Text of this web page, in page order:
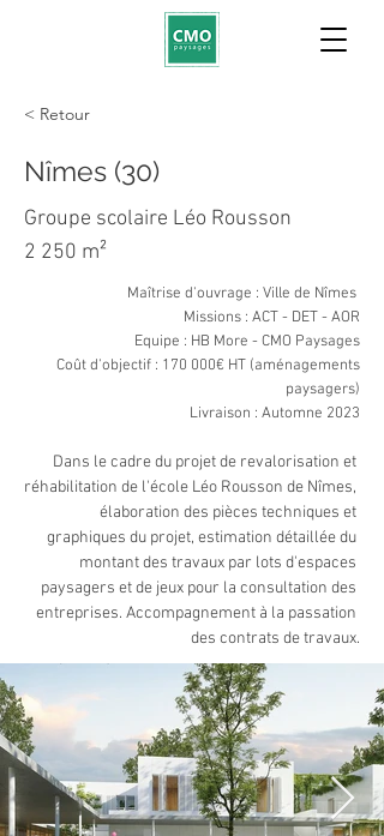
< Retour
Nîmes (30)
Groupe scolaire Léo Rousson
2 250 m²
Maîtrise d'ouvrage : Ville de Nîmes
Missions : ACT - DET - AOR
Equipe : HB More - CMO Paysages
Coût d'objectif : 170 000€ HT (aménagements
paysagers)
Livraison : Automne 2023
Dans le cadre du projet de revalorisation et
réhabilitation de l'école Léo Rousson de Nîmes,
élaboration des pièces techniques et
graphiques du projet, estimation détaillée du
montant des travaux par lots d'espaces
paysagers et de jeux pour la consultation des
entreprises. Accompagnement à la passation
des contrats de travaux.